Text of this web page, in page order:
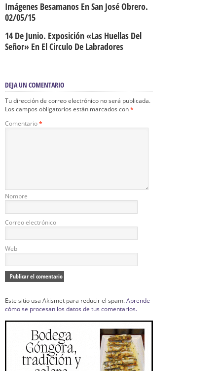
Imágenes Besamanos En San José Obrero.
02/05/15
14 De Junio. Exposición «Las Huellas Del
Señor» En El Circulo De Labradores
DEJA UN COMENTARIO
Tu dirección de correo electrónico no será publicada.
Los campos obligatorios están marcados con*
Comentario*
Nombre
Correo electrónico
Web
Este sitio usa Akismet para reducir el spam.Aprende
cómo se procesan los datos de tus comentarios.